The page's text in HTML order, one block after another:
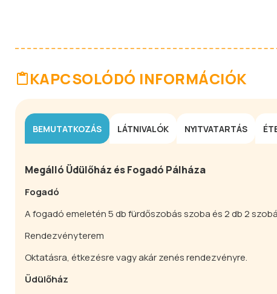
KAPCSOLÓDÓ INFORMÁCIÓK
BEMUTATKOZÁS LÁTNIVALÓK NYITVATARTÁS
Megálló Üdülőház és Fogadó Pálháza
Fogadó
A fogadó emeletén 5 db fürdőszobás szoba és 2 db 2
Rendezvényterem
Oktatásra, étkezésre vagy akár zenés rendezvényre.
Üdülőház